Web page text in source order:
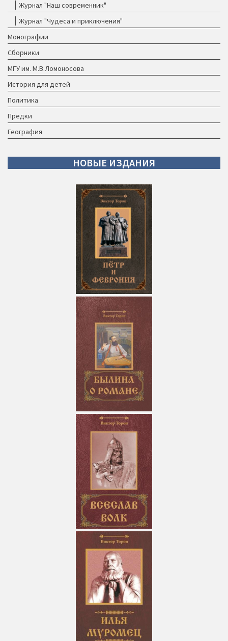
Журнал "Наш современник"
Журнал "Чудеса и приключения"
Монографии
Сборники
МГУ им. М.В.Ломоносова
История для детей
Политика
Предки
География
НОВЫЕ ИЗДАНИЯ